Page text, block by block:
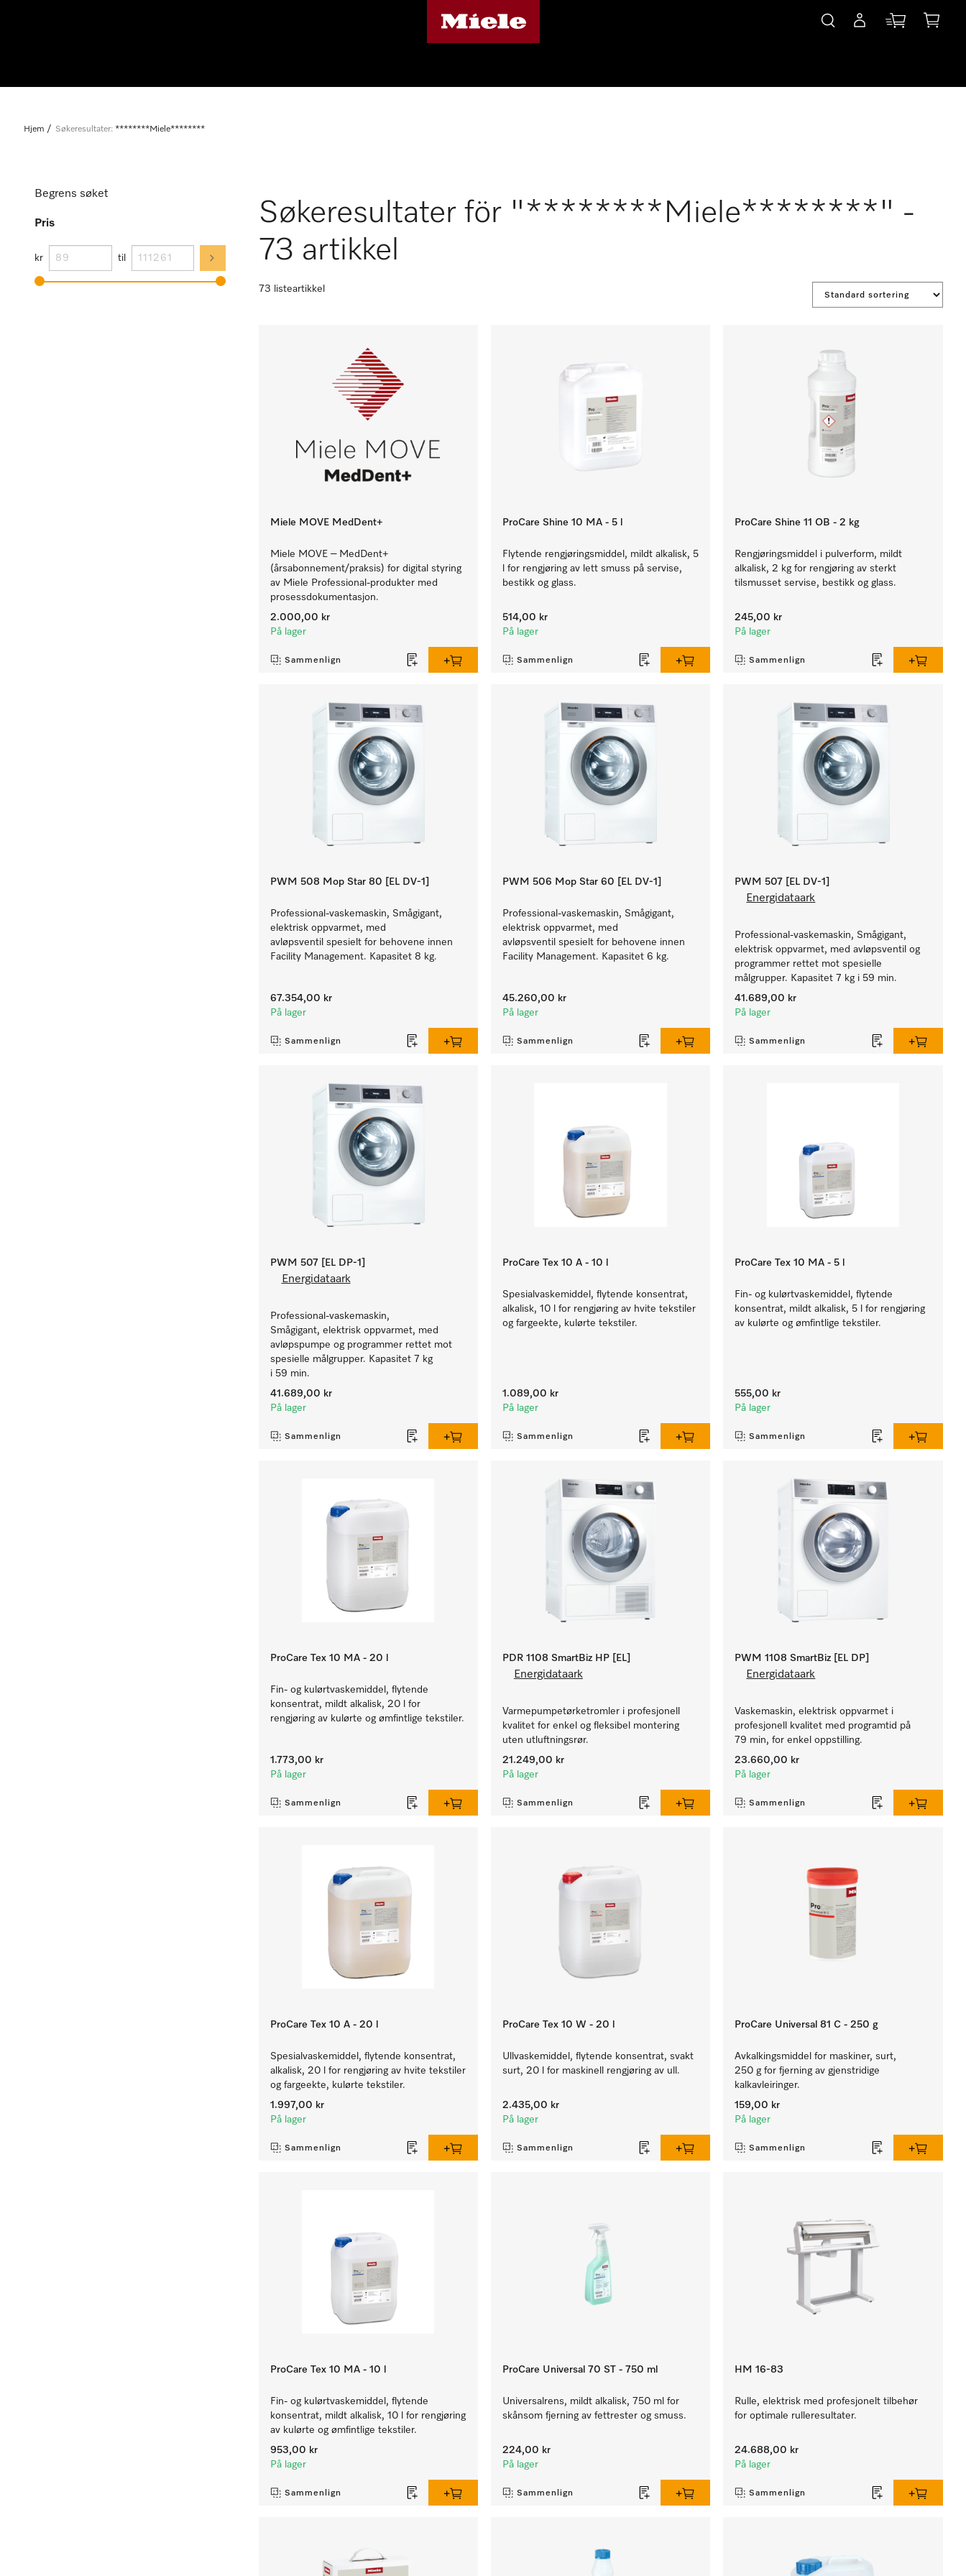
Hjem Søkeresultater: ********Miele********
Begrens søket
Pris
kr til
Søkeresultater för "********Miele********" -
73 artikkel
73 listeartikkel
Miele MOVE MedDent+
Miele MOVE – MedDent+
(årsabonnement/praksis) for digital styring
av Miele Professional-produkter med
prosessdokumentasjon.
2.000,00 kr
På lager
Sammenlign
ProCare Shine 10 MA - 5 l
Flytende rengjøringsmiddel, mildt alkalisk, 5
l for rengjøring av lett smuss på servise,
bestikk og glass.
514,00 kr
På lager
Sammenlign
ProCare Shine 11 OB - 2 kg
Rengjøringsmiddel i pulverform, mildt
alkalisk, 2 kg for rengjøring av sterkt
tilsmusset servise, bestikk og glass.
245,00 kr
På lager
Sammenlign
PWM 508 Mop Star 80 [EL DV-1]
Professional-vaskemaskin, Smågigant,
elektrisk oppvarmet, med
avløpsventil spesielt for behovene innen
Facility Management. Kapasitet 8 kg.
67.354,00 kr
På lager
Sammenlign
PWM 506 Mop Star 60 [EL DV-1]
Professional-vaskemaskin, Smågigant,
elektrisk oppvarmet, med
avløpsventil spesielt for behovene innen
Facility Management. Kapasitet 6 kg.
45.260,00 kr
På lager
Sammenlign
PWM 507 [EL DV-1]
Energidataark
Professional-vaskemaskin, Smågigant,
elektrisk oppvarmet, med avløpsventil og
programmer rettet mot spesielle
målgrupper. Kapasitet 7 kg i 59 min.
41.689,00 kr
På lager
Sammenlign
PWM 507 [EL DP-1]
Energidataark
Professional-vaskemaskin,
Smågigant, elektrisk oppvarmet, med
avløpspumpe og programmer rettet mot
spesielle målgrupper. Kapasitet 7 kg
i 59 min.
41.689,00 kr
På lager
Sammenlign
ProCare Tex 10 A - 10 l
Spesialvaskemiddel, flytende konsentrat,
alkalisk, 10 l for rengjøring av hvite tekstiler
og fargeekte, kulørte tekstiler.
1.089,00 kr
På lager
Sammenlign
ProCare Tex 10 MA - 5 l
Fin- og kulørtvaskemiddel, flytende
konsentrat, mildt alkalisk, 5 l for rengjøring
av kulørte og ømfintlige tekstiler.
555,00 kr
På lager
Sammenlign
ProCare Tex 10 MA - 20 l
Fin- og kulørtvaskemiddel, flytende
konsentrat, mildt alkalisk, 20 l for
rengjøring av kulørte og ømfintlige tekstiler.
1.773,00 kr
På lager
Sammenlign
PDR 1108 SmartBiz HP [EL]
Energidataark
Varmepumpetørketromler i profesjonell
kvalitet for enkel og fleksibel montering
uten utluftningsrør.
21.249,00 kr
På lager
Sammenlign
PWM 1108 SmartBiz [EL DP]
Energidataark
Vaskemaskin, elektrisk oppvarmet i
profesjonell kvalitet med programtid på
79 min, for enkel oppstilling.
23.660,00 kr
På lager
Sammenlign
ProCare Tex 10 A - 20 l
Spesialvaskemiddel, flytende konsentrat,
alkalisk, 20 l for rengjøring av hvite tekstiler
og fargeekte, kulørte tekstiler.
1.997,00 kr
På lager
Sammenlign
ProCare Tex 10 W - 20 l
Ullvaskemiddel, flytende konsentrat, svakt
surt, 20 l for maskinell rengjøring av ull.
2.435,00 kr
På lager
Sammenlign
ProCare Universal 81 C - 250 g
Avkalkingsmiddel for maskiner, surt,
250 g for fjerning av gjenstridige
kalkavleiringer.
159,00 kr
På lager
Sammenlign
ProCare Tex 10 MA - 10 l
Fin- og kulørtvaskemiddel, flytende
konsentrat, mildt alkalisk, 10 l for rengjøring
av kulørte og ømfintlige tekstiler.
953,00 kr
På lager
Sammenlign
ProCare Universal 70 ST - 750 ml
Universalrens, mildt alkalisk, 750 ml for
skånsom fjerning av fettrester og smuss.
224,00 kr
På lager
Sammenlign
HM 16-83
Rulle, elektrisk med profesjonelt tilbehør
for optimale rulleresultater.
24.688,00 kr
På lager
Sammenlign